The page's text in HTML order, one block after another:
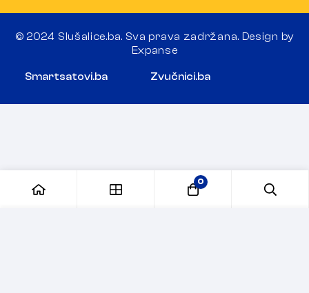
© 2024 Slušalice.ba. Sva prava zadržana. Design by
Expanse
Smartsatovi.ba Zvučnici.ba
0